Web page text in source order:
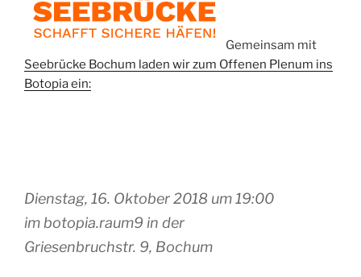
Gemeinsam mit
Seebrücke Bochum laden wir zum Offenen Plenum ins
Botopia ein:
Dienstag, 16. Oktober 2018 um 19:00
im botopia.raum9 in der
Griesenbruchstr. 9, Bochum